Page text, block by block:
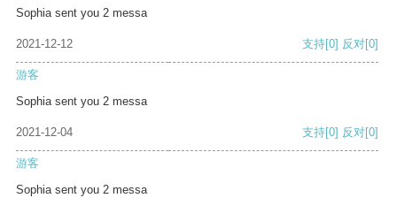
Sophia sent you 2 messa
2021-12-12 支持[0] 反对[0]
游客
Sophia sent you 2 messa
2021-12-04 支持[0] 反对[0]
游客
Sophia sent you 2 messa